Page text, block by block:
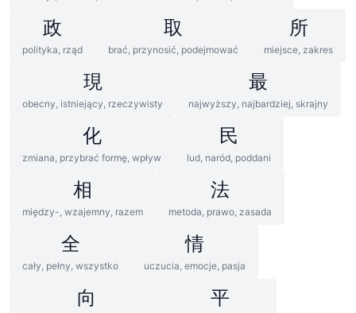
政
polityka, rząd
取
brać, przynosić, podejmować
所
miejsce, zakres
現
obecny, istniejący, rzeczywisty
最
najwyższy, najbardziej, skrajny
化
zmiana, przybrać formę, wpływ
民
lud, naród, poddani
相
między-, wzajemny, razem
法
metoda, prawo, zasada
全
cały, pełny, wszystko
情
uczucia, emocje, pasja
向 平